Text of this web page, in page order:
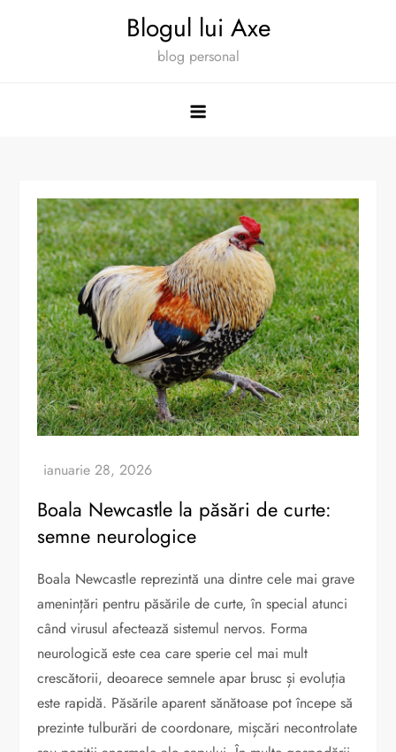
Blogul lui Axe
blog personal
Boala Newcastle la păsări de curte:
semne neurologice
Boala Newcastle reprezintă una dintre cele mai grave
amenințări pentru păsările de curte, în special atunci
când virusul afectează sistemul nervos. Forma
neurologică este cea care sperie cel mai mult
crescătorii, deoarece semnele apar brusc și evoluția
este rapidă. Păsările aparent sănătoase pot începe să
prezinte tulburări de coordonare, mișcări necontrolate